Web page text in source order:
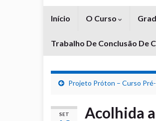
Início O Curso
Trabalho De Conclusão De
Projeto Próton – Curso
SET Acolhida